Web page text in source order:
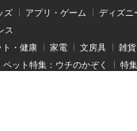
ズ アプリ・ゲーム ディズニ
ス
ト・健康 家電 文房具 雑貨
ペット特集：ウチのかぞく 特